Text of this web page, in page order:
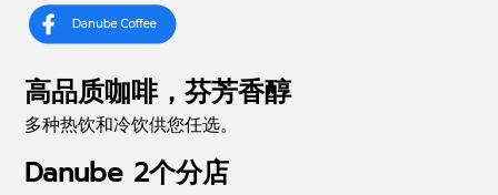
高品质咖啡，芬芳香醇
多种热饮和冷饮供您任选。
Danube 2个分店